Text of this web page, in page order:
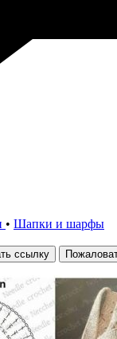
• Шапки и шарфы
ссылку